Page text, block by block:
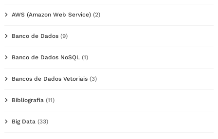
AWS (Amazon Web Service) (2)
Banco de Dados (9)
Banco de Dados NoSQL (1)
Bancos de Dados Vetoriais (3)
Bibliografia (11)
Big Data (33)